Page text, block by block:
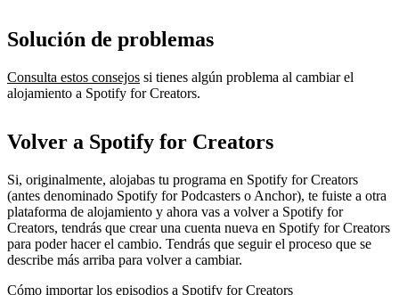
Solución de problemas
Consulta estos consejos si tienes algún problema al cambiar el
alojamiento a Spotify for Creators.
Volver a Spotify for Creators
Si, originalmente, alojabas tu programa en Spotify for Creators
(antes denominado Spotify for Podcasters o Anchor), te fuiste a otra
plataforma de alojamiento y ahora vas a volver a Spotify for
Creators, tendrás que crear una cuenta nueva en Spotify for Creators
para poder hacer el cambio. Tendrás que seguir el proceso que se
describe más arriba para volver a cambiar.
Cómo importar los episodios a Spotify forCreators